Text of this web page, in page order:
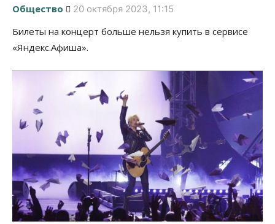
Общество 20 октября 2023, 11:15
Билеты на концерт больше нельзя купить в сервисе
«Яндекс.Афиша».